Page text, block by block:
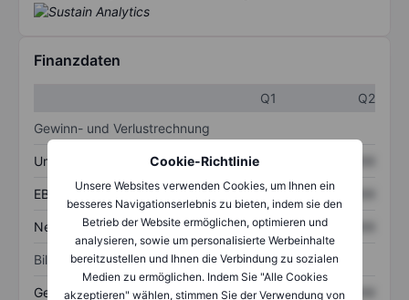
Cookie-Richtlinie
Unsere Websites verwenden Cookies, um Ihnen ein
besseres Navigationserlebnis zu bieten, indem sie den
Betrieb der Website ermöglichen, optimieren und
analysieren, sowie um personalisierte Werbeinhalte
bereitzustellen und Ihnen die Verbindung zu sozialen
Medien zu ermöglichen. Indem Sie "Alle Cookies
akzeptieren" wählen, stimmen Sie der Verwendung von
Finanzdaten
Q1
Q2
Gewinn- und Verlustrechnung
Umsatz XXXXXXX
EBITDA XXXXXXX XXXXXXX
Nettoeinkommen XXXXXXX XXXXXXX
Bilanz
Gesamtvermögen XXXXXXX XXXXXXX